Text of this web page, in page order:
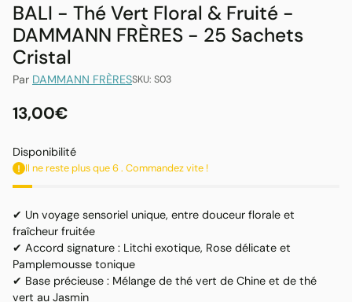
BALI - Thé Vert Floral & Fruité -
DAMMANN FRÈRES - 25 Sachets
Cristal
Par DAMMANN FRÈRESSKU: S03
Prix
habituel
13,00€
Disponibilité
Il ne reste plus que 6 . Commandez vite !
✔ Un voyage sensoriel unique, entre douceur florale et
fraîcheur fruitée
✔ Accord signature : Litchi exotique, Rose délicate et
Pamplemousse tonique
✔ Base précieuse : Mélange de thé vert de Chine et de thé
vert au Jasmin